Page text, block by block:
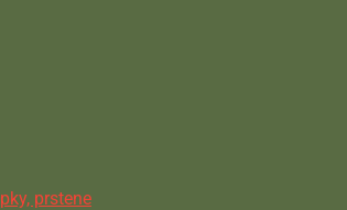
prstene